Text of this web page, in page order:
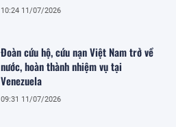
10:24 11/07/2026
Đoàn cứu hộ, cứu nạn Việt Nam trở về
nước, hoàn thành nhiệm vụ tại
Venezuela
09:31 11/07/2026